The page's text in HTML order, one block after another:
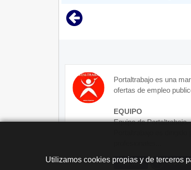
Portaltrabajo es una
ofertas de empleo
EQUIPO
Equipo de Portaltrabajo.
Más Info
Utilizamos cookies propias y de terceros